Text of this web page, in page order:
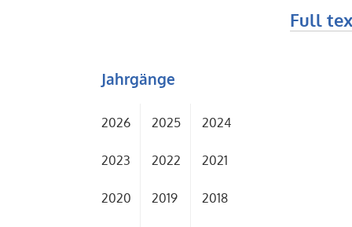
Full
Jahrgänge
2026 2025 2024
2023 2022 2021
2020 2019 2018